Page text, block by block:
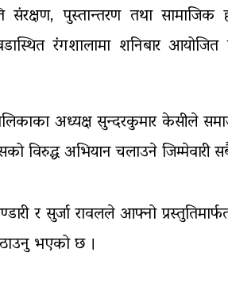
पुस्तान्तरण तथा सामाजिक
रंगशालामा शनिबार
अध्यक्ष सुन्दरकुमार केसीले
विरुद्ध अभियान चलाउने
र सुर्जा रावलले आफ्नो
भएको छ ।